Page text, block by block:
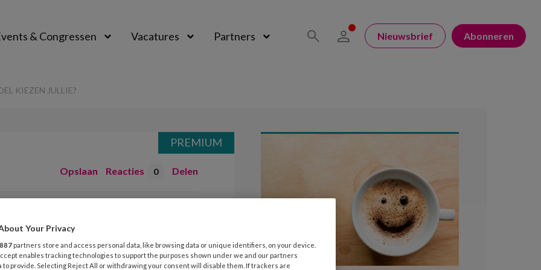
& Congressen Vacatures Partners Nieuwsbrief Abonneren
KIEZEN JULLIE?
Opslaan Reacties 0 Delen
model
PREMIUM
Your Privacy
887 partners store and access personal data, like browsing data or unique identifiers, on your device.
enables tracking technologies to support the purposes shown under we and our partners
to provide. Selecting Reject All or withdrawing your consent will disable them. If trackers are